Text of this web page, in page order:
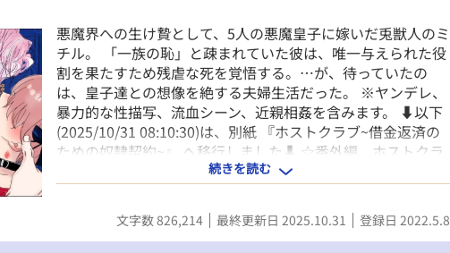
悪魔界への生け贄として、5人の悪魔皇子に嫁いだ兎獣人のミ
チル。 「一族の恥」と疎まれていた彼は、唯一与えられた役
割を果たすため残虐な死を覚悟する。…が、待っていたの
は、皇子達との想像を絶する夫婦生活だった。 ※ヤンデレ、
暴力的な性描写、流血シーン、近親相姦を含みます。 ⬇以下
(2025/10/31 08:10:30)は、別紙 『ホストクラブ~借金返済の
ための奴隷契約~』 へ移行しました⬇ ☆番外編、ホストクラ
ブを掲載中です☆ ※本編のストーリーやせっていとは無関係
です。悪魔皇子のイケニエを読んでいない方もお楽しみいた
だけます。 ✧• ────あらすじ──── •✧ あらゆる欲望が
渦巻くエンターテインメントの街───新宿歌舞伎町。 カ
続きを読む
文字数 826,214 最終更新日 2025.10.31 登録日 2022.5.8